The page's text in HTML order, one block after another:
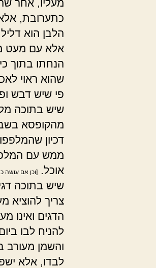
מעליו, אחר
כתערובת,
הלבן הוא
אלא עם מעט
הנחתו בתוך
שהוא ראוי
פי שיש דבש
שיש בתוכה
מהקופסא
דכיון
ממש עם
אוכל.
[וכן אם עושה
שיש בתוכה
צריך להוציא
הדגים ואינו
להניח לבו
והשמן מעורב
לבדו, אלא